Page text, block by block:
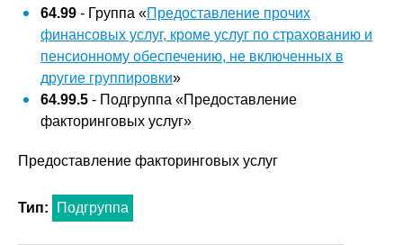
64.99 - Группа «Предоставление прочих
финансовых услуг, кроме услуг по страхованию и
пенсионному обеспечению, не включенных в
другие группировки»
64.99.5 - Подгруппа «Предоставление
факторинговых услуг»
Предоставление факторинговых услуг
Тип: Подгруппа